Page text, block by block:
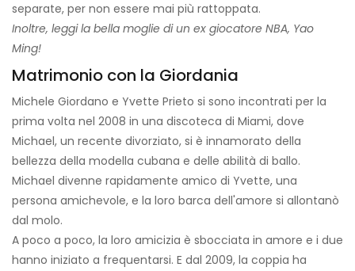
separate, per non essere mai più rattoppata.
Inoltre, leggi la bella moglie di un ex giocatore NBA, Yao
Ming!
Matrimonio con la Giordania
Michele Giordano e Yvette Prieto si sono incontrati per la
prima volta nel 2008 in una discoteca di Miami, dove
Michael, un recente divorziato, si è innamorato della
bellezza della modella cubana e delle abilità di ballo.
Michael divenne rapidamente amico di Yvette, una
persona amichevole, e la loro barca dell'amore si allontanò
dal molo.
A poco a poco, la loro amicizia è sbocciata in amore e i due
hanno iniziato a frequentarsi. E dal 2009, la coppia ha